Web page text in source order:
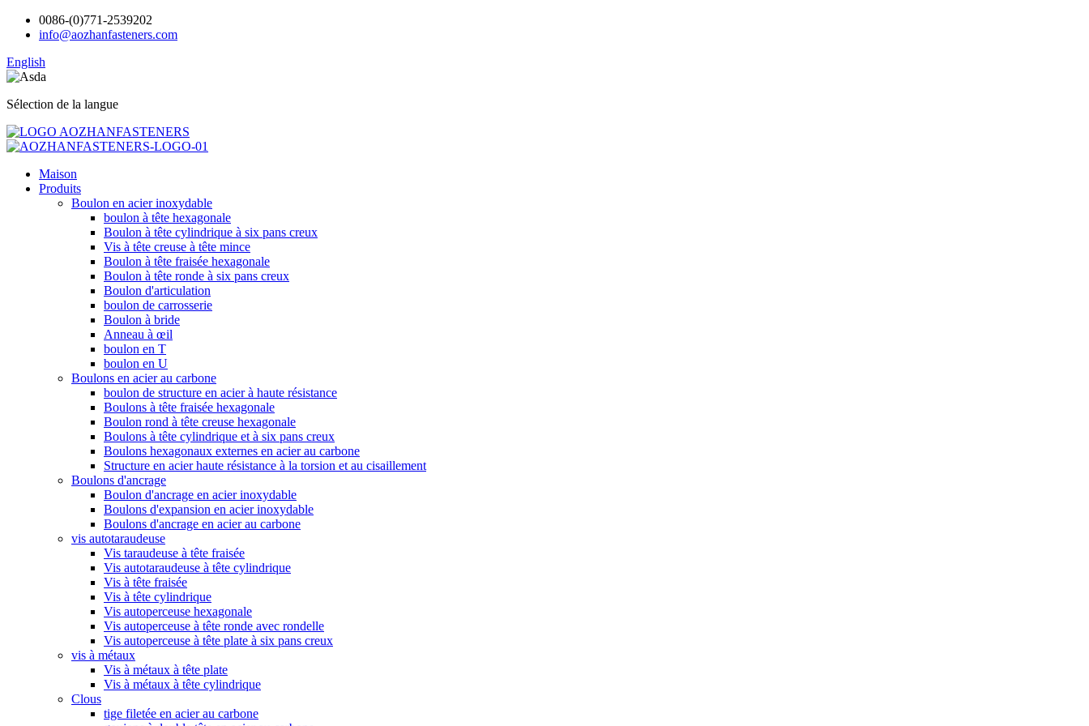
0086-(0)771-2539202
info@aozhanfasteners.com
English
Sélection de la langue
Maison
Produits
Boulon en acier inoxydable
boulon à tête hexagonale
Boulon à tête cylindrique à six pans creux
Vis à tête creuse à tête mince
Boulon à tête fraisée hexagonale
Boulon à tête ronde à six pans creux
Boulon d'articulation
boulon de carrosserie
Boulon à bride
Anneau à œil
boulon en T
boulon en U
Boulons en acier au carbone
boulon de structure en acier à haute résistance
Boulons à tête fraisée hexagonale
Boulon rond à tête creuse hexagonale
Boulons à tête cylindrique et à six pans creux
Boulons hexagonaux externes en acier au carbone
Structure en acier haute résistance à la torsion et au cisaillement
Boulons d'ancrage
Boulon d'ancrage en acier inoxydable
Boulons d'expansion en acier inoxydable
Boulons d'ancrage en acier au carbone
vis autotaraudeuse
Vis taraudeuse à tête fraisée
Vis autotaraudeuse à tête cylindrique
Vis à tête fraisée
Vis à tête cylindrique
Vis autoperceuse hexagonale
Vis autoperceuse à tête ronde avec rondelle
Vis autoperceuse à tête plate à six pans creux
vis à métaux
Vis à métaux à tête plate
Vis à métaux à tête cylindrique
Clous
tige filetée en acier au carbone